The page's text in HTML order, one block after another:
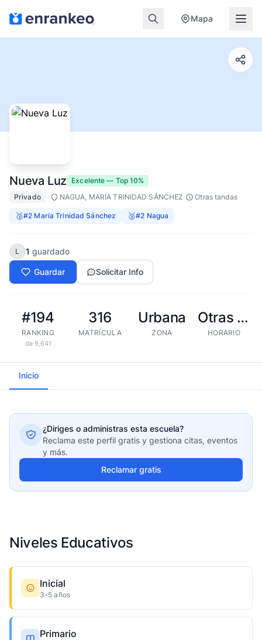
Mapa
Nueva Luz Excelente — Top 10%
Privado
·· NAGUA, MARÍA TRINIDAD SÁNCHEZ· Otras tandas
🥈#2 María Trinidad Sánchez 🥈#2 Nagua
L 1 guardado
Guardar Solicitar Info
#194
RANKING
de 9,641
316
MATRÍCULA
Urbana
ZONA
Otras tandas
HORARIO
Inicio
¿Diriges o administras esta escuela?
Reclama este perfil gratis y gestiona citas, eventos
y más.
Reclamar gratis
Niveles Educativos
Inicial
3-5 años
Primario